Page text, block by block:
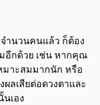
ำนวนคนแล้ว ก็ต้อง
อีกด้วย เช่น หากคุณ
มาะสมมากนัก หรือ
ลเสียต่อดวงตาและ
เอง